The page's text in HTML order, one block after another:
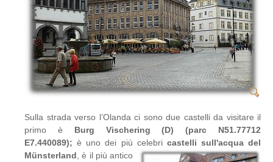
Sulla strada verso l’Olanda ci sono due castelli da visitare il
primo è Burg Vischering (D) (parc N51.77712
E7.440089);è uno dei più celebri castelli sull'acqua del
Münsterland , è il più antico